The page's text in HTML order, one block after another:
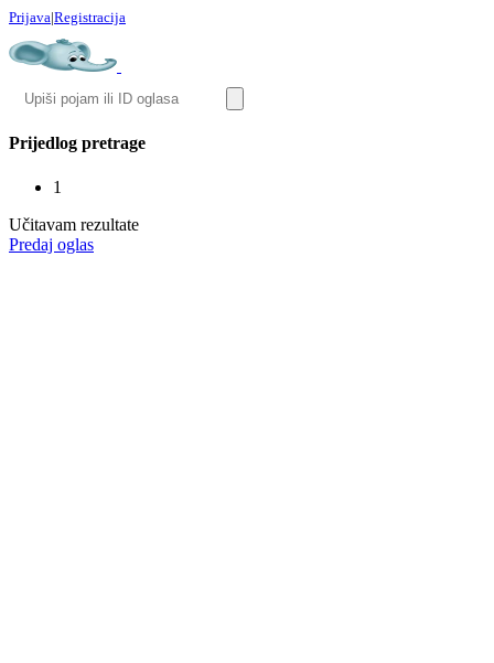
Prijava|Registracija
Prijedlog pretrage
1
Učitavam rezultate
Predaj oglas